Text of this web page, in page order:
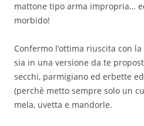
mattone tipo arma impropria…
morbido!
Confermo l’ottima riuscita con
sia in una versione da te
secchi, parmigiano ed erbette
(perchè metto sempre solo un
mela, uvetta e mandorle.